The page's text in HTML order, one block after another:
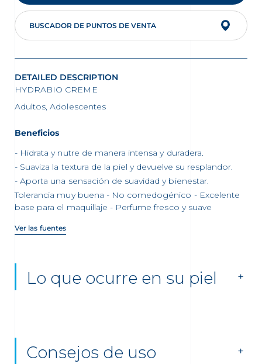
BUSCADOR DE PUNTOS DE VENTA
DETAILED DESCRIPTION
HYDRABIO CREME
Adultos, Adolescentes
Beneficios
Hidrata y nutre de manera intensa y duradera.
Suaviza la textura de la piel y devuelve su resplandor.
Aporta una sensación de suavidad y bienestar.
Tolerancia muy buena - No comedogénico - Excelente
base para el maquillaje - Perfume fresco y suave
Ver las fuentes
Lo que ocurre en su piel
Consejos de uso